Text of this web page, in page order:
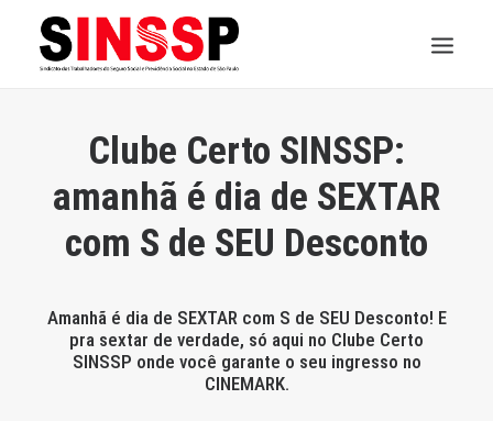
INSS
PREVIDÊNCIA
Clube Certo SINSSP:
amanhã é dia de SEXTAR
com S de SEU Desconto
Amanhã é dia de SEXTAR com S de SEU Desconto! E
pra sextar de verdade, só aqui no Clube Certo
SINSSP onde você garante o seu ingresso no
CINEMARK.